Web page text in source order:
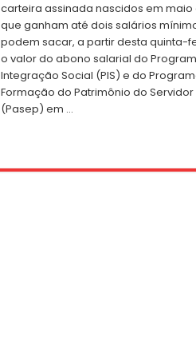
carteira assinada nascidos em maio
que ganham até dois salários
podem sacar, a partir desta quinta-
o valor do abono salarial do
Integração Social (PIS) e do
Formação do Patrimônio do Servidor
(Pasep) em …